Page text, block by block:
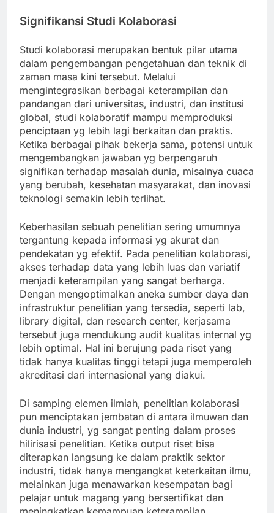
Signifikansi Studi Kolaborasi
Studi kolaborasi merupakan bentuk pilar utama
dalam pengembangan pengetahuan dan teknik di
zaman masa kini tersebut. Melalui
mengintegrasikan berbagai keterampilan dan
pandangan dari universitas, industri, dan institusi
global, studi kolaboratif mampu memproduksi
penciptaan yg lebih lagi berkaitan dan praktis.
Ketika berbagai pihak bekerja sama, potensi untuk
mengembangkan jawaban yg berpengaruh
signifikan terhadap masalah dunia, misalnya cuaca
yang berubah, kesehatan masyarakat, dan inovasi
teknologi semakin lebih terlihat.
Keberhasilan sebuah penelitian sering umumnya
tergantung kepada informasi yg akurat dan
pendekatan yg efektif. Pada penelitian kolaborasi,
akses terhadap data yang lebih luas dan variatif
menjadi keterampilan yang sangat berharga.
Dengan mengoptimalkan aneka sumber daya dan
infrastruktur penelitian yang tersedia, seperti lab,
library digital, dan research center, kerjasama
tersebut juga mendukung audit kualitas internal yg
lebih optimal. Hal ini berujung pada riset yang
tidak hanya kualitas tinggi tetapi juga memperoleh
akreditasi dari internasional yang diakui.
Di samping elemen ilmiah, penelitian kolaborasi
pun menciptakan jembatan di antara ilmuwan dan
dunia industri, yg sangat penting dalam proses
hilirisasi penelitian. Ketika output riset bisa
diterapkan langsung ke dalam praktik sektor
industri, tidak hanya mengangkat keterkaitan ilmu,
melainkan juga menawarkan kesempatan bagi
pelajar untuk magang yang bersertifikat dan